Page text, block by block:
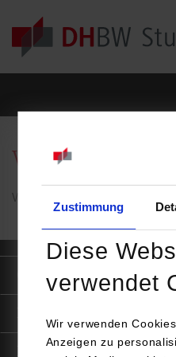
Zustimmung
Diese
verwendet
Wir verwenden
Anzeigen zu
Skip to main content
Vielen Dank
Vielen Dank für Ihre Nachricht.
Quicklinks